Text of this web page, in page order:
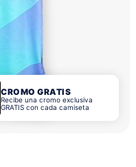
CROMO GRATIS
Recibe una cromo exclusiva
GRATIS con cada camiseta